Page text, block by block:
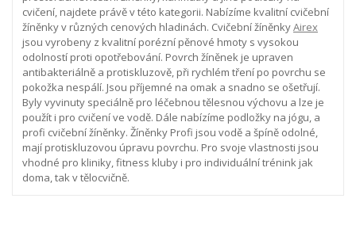
cvičení, najdete právě v této kategorii. Nabízíme kvalitní cvičební
žíněnky v různých cenových hladinách. Cvičební žíněnkyAirex
jsou vyrobeny z kvalitní porézní pěnové hmoty s vysokou
odolností proti opotřebování. Povrch žíněnek je upraven
antibakteriálně a protiskluzově, při rychlém tření po povrchu se
pokožka nespálí. Jsou příjemné na omak a snadno se ošetřují.
Byly vyvinuty speciálně pro léčebnou tělesnou výchovu a lze je
použít i pro cvičení ve vodě. Dále nabízíme podložky na jógu, a
profi cvičební žíněnky. Žíněnky Profi jsou vodě a špíně odolné,
mají protiskluzovou úpravu povrchu. Pro svoje vlastnosti jsou
vhodné pro kliniky, fitness kluby i pro individuální trénink jak
doma, tak v tělocvičně.